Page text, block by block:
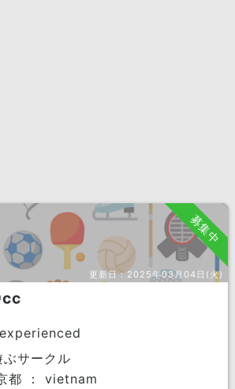
募集中
更新日：2025年03月04日(火)
サークル
都 ： vietnam